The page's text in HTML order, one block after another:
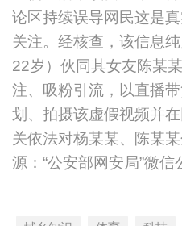
论区持续误导网民这是
关注。经核查，该信息
22岁）伙同其女友陈某
注、吸粉引流，以直播
划、拍摄该虚假视频并
关依法对杨某某、陈某
源：“公安部网安局”微信